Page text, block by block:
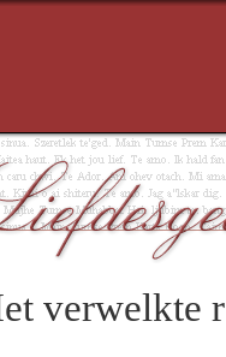
verwelkte